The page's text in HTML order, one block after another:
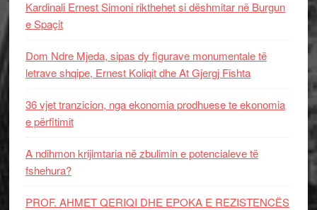
Kardinali Ernest Simoni rikthehet si dëshmitar në Burgun
e Spaçit
Dom Ndre Mjeda, sipas dy figurave monumentale të
letrave shqipe, Ernest Koliqit dhe At Gjergj Fishta
36 vjet tranzicion, nga ekonomia prodhuese te ekonomia
e përfitimit
A ndihmon krijimtaria në zbulimin e potencialeve të
fshehura?
PROF. AHMET QERIQI DHE EPOKA E REZISTENCЁS